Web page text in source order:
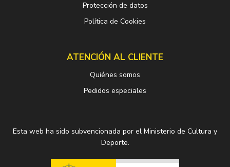
Protección de datos
Política de Cookies
ATENCIÓN AL CLIENTE
Quiénes somos
Pedidos especiales
Esta web ha sido subvencionada por el Ministerio de Cultura y
Deporte.